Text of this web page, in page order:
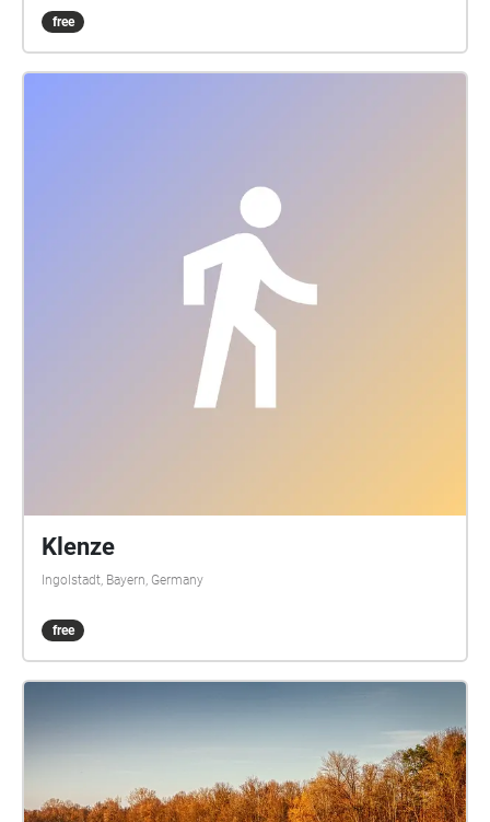
Stimmen und Sounds. Exitterra, Wilde Hilde und
Landeteam Erde sind drei Zugänge zur Frage: Was
free
Klenze
Ingolstadt, Bayern, Germany
free